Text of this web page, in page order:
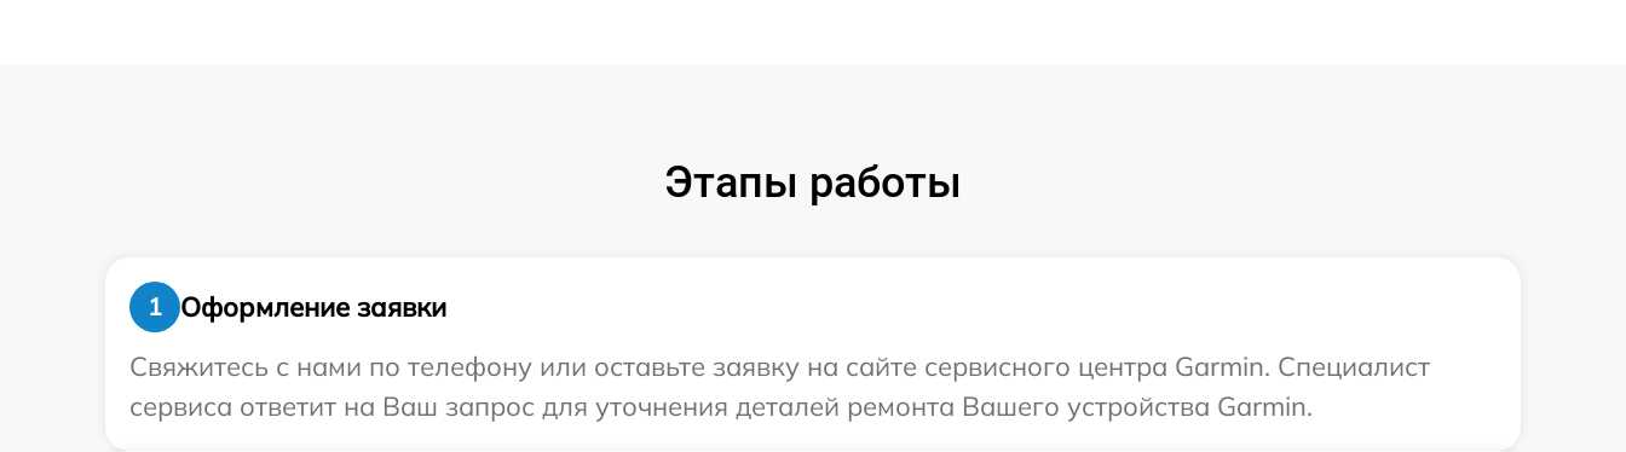
Этапы работы
1
Оформление заявки
Свяжитесь с нами по телефону или оставьте заявку на сайте сервисного центра Garmin. Специалист
сервиса ответит на Ваш запрос для уточнения деталей ремонта Вашего устройства Garmin.